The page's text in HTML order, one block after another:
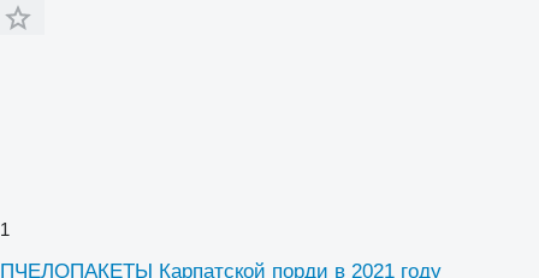
1
ПЧЕЛОПАКЕТЫ Карпатской порди в 2021 году